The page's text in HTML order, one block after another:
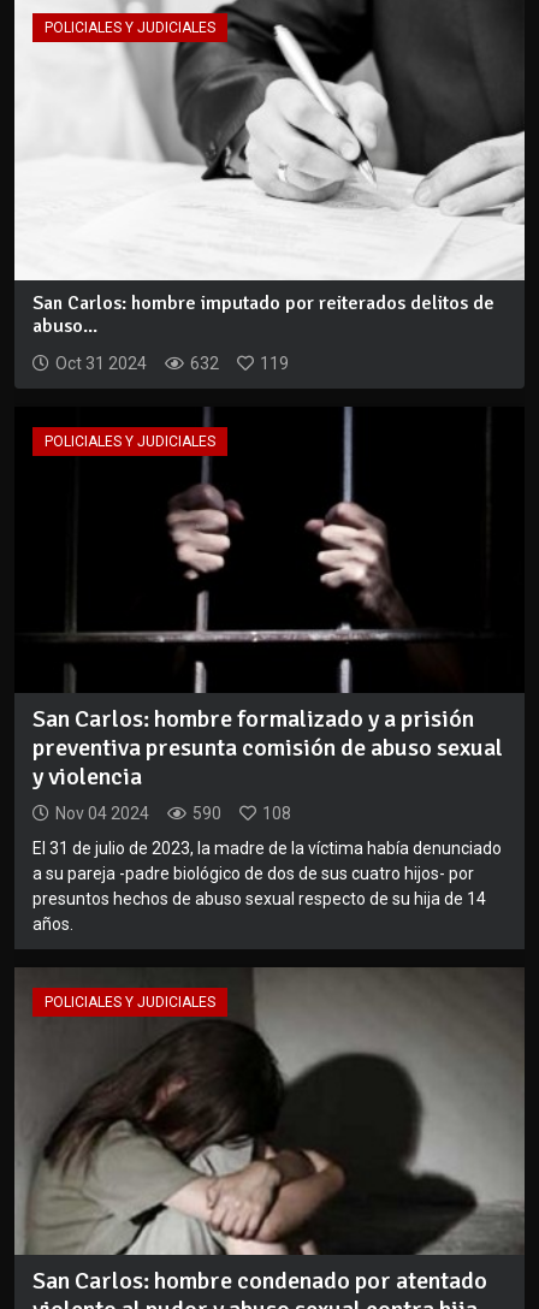
POLICIALES Y JUDICIALES
San Carlos: hombre imputado por reiterados delitos de
abuso...
Oct 31 2024 632 119
POLICIALES Y JUDICIALES
San Carlos: hombre formalizado y a prisión
preventiva presunta comisión de abuso sexual
y violencia
Nov 04 2024 590
108
El 31 de julio de 2023, la madre de la víctima había denunciado
a su pareja -padre biológico de dos de sus cuatro hijos- por
presuntos hechos de abuso sexual respecto de su hija de 14
años.
POLICIALES Y JUDICIALES
San Carlos: hombre condenado por atentado